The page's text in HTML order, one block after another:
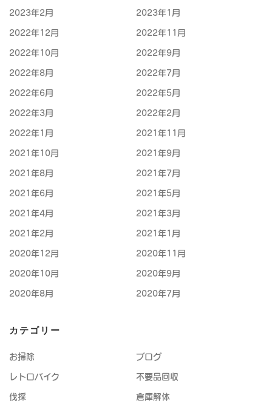
2023年2月 2023年1月
2022年12月 2022年11月
2022年10月 2022年9月
2022年8月 2022年7月
2022年6月 2022年5月
2022年3月 2022年2月
2022年1月 2021年11月
2021年10月 2021年9月
2021年8月 2021年7月
2021年6月 2021年5月
2021年4月 2021年3月
2021年2月 2021年1月
2020年12月 2020年11月
2020年10月 2020年9月
2020年8月 2020年7月
カテゴリー
お掃除 ブログ
レトロバイク 不要品回収
伐採 倉庫解体